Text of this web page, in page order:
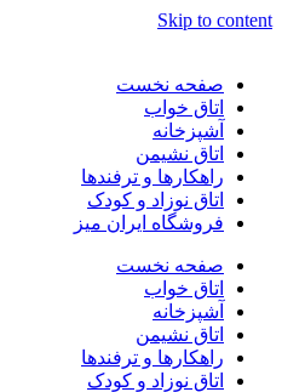
Skip to content
صفحه نخست
اتاق خواب
آشپزخانه
اتاق نشیمن
راهکارها و ترفندها
اتاق نوزاد و کودک
فروشگاه ایران میز
صفحه نخست
اتاق خواب
آشپزخانه
اتاق نشیمن
راهکارها و ترفندها
اتاق نوزاد و کودک